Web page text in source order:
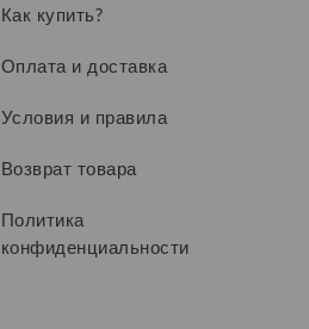
Как купить?
Оплата и доставка
Условия и правила
Возврат товара
Политика
конфиденциальности